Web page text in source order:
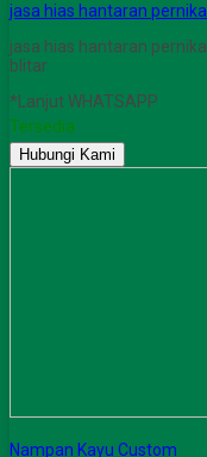
jasa hias hantaran
jasa hias hantaran
blitar
*Lanjut WHATSAPP
Tersedia
Hubungi Kami
Nampan Kayu Custom